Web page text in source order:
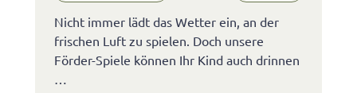
Nicht immer lädt das Wetter ein, an der
frischen Luft zu spielen. Doch unsere
Förder-Spiele können Ihr Kind auch drinnen
…